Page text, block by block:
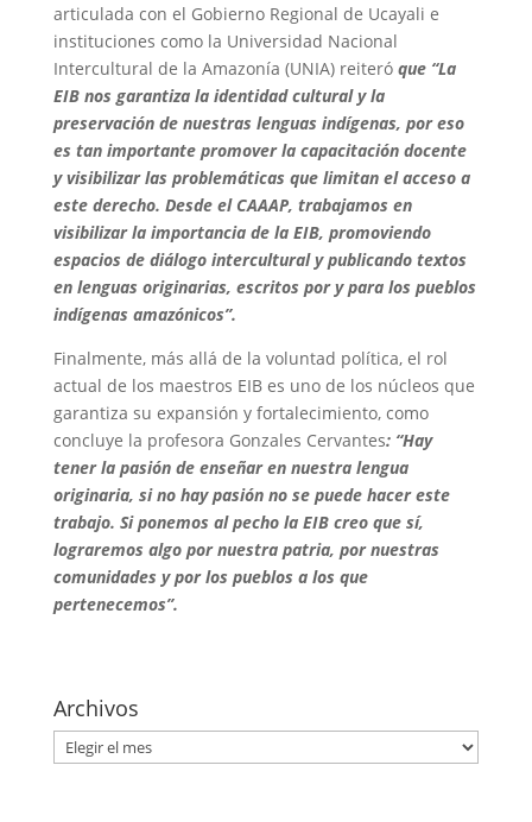
articulada con el Gobierno Regional de Ucayali e
instituciones como la Universidad Nacional
Intercultural de la Amazonía (UNIA) reiteró que “La
EIB nos garantiza la identidad cultural y la
preservación de nuestras lenguas indígenas, por eso
es tan importante promover la capacitación docente
y visibilizar las problemáticas que limitan el acceso a
este derecho. Desde el CAAAP, trabajamos en
visibilizar la importancia de la EIB, promoviendo
espacios de diálogo intercultural y publicando textos
en lenguas originarias, escritos por y para los pueblos
indígenas amazónicos”.
Finalmente, más allá de la voluntad política, el rol
actual de los maestros EIB es uno de los núcleos que
garantiza su expansión y fortalecimiento, como
concluye la profesora Gonzales Cervantes: “Hay
tener la pasión de enseñar en nuestra lengua
originaria, si no hay pasión no se puede hacer este
trabajo. Si ponemos al pecho la EIB creo que sí,
lograremos algo por nuestra patria, por nuestras
comunidades y por los pueblos a los que
pertenecemos”.
Archivos
Archivos